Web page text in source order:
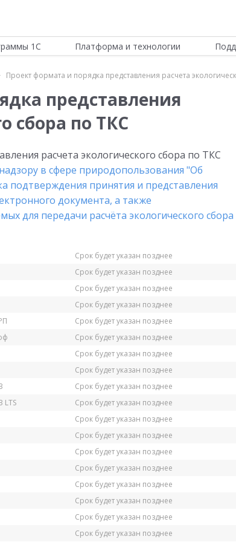
1С Платформа и технологии
Проект формата и порядка представления расчета
представления
сбора по ТКС
расчета экологического сбора по ТКС
в сфере природопользования "Об
подтверждения принятия и представления
документа, а также
для передачи расчёта экологического сбора
Срок будет указан позднее
Срок будет указан позднее
Срок будет указан позднее
Срок будет указан позднее
Срок будет указан позднее
Срок будет указан позднее
Срок будет указан позднее
Срок будет указан позднее
Срок будет указан позднее
LTS
Срок будет указан позднее
Срок будет указан позднее
Срок будет указан позднее
Срок будет указан позднее
Срок будет указан позднее
Срок будет указан позднее
Срок будет указан позднее
Срок будет указан позднее
Срок будет указан позднее